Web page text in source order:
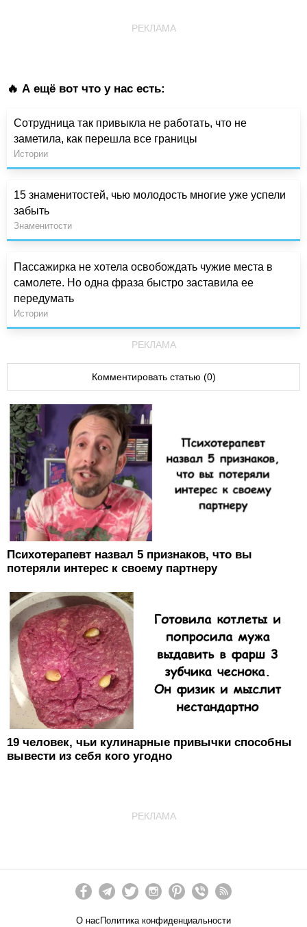
РЕКЛАМА
🔥 А ещё вот что у нас есть:
Сотрудница так привыкла не работать, что не
заметила, как перешла все границы
Истории
15 знаменитостей, чью молодость многие уже успели
забыть
Знаменитости
Пассажирка не хотела освобождать чужие места в
самолете. Но одна фраза быстро заставила ее
передумать
Истории
РЕКЛАМА
Комментировать статью (0)
Психотерапевт назвал 5 признаков, что вы
потеряли интерес к своему партнеру
19 человек, чьи кулинарные привычки способны
вывести из себя кого угодно
РЕКЛАМА
О нас Политика конфиденциальности